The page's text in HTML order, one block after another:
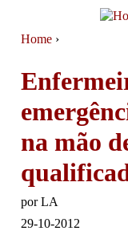
You are here
Home ›
na mão
porLA
29-10-2012